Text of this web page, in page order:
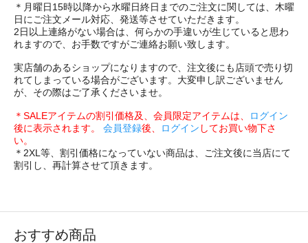
＊月曜日15時以降から水曜日終日までのご注文に関しては、木曜
日にご注文メール対応、発送等させていただきます。
2日以上連絡がない場合は、何らかの手違いが生じていると思わ
れますので、お手数ですがご連絡お願い致します。
実店舗のあるショップになりますので、注文後にも店頭で売り切
れてしまっている場合がございます。大変申し訳ございません
が、その際はご了承くださいませ。
＊SALEアイテムの割引価格及、会員限定アイテムは、
ログイン
後に表示されます。 会員登録後、 ログイン してお買い物下さ
い。
＊2XL等、割引価格になっていない商品は、ご注文後に当店にて
割引し、再計算させて頂きます。
おすすめ商品